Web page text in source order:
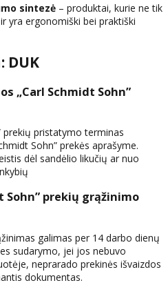
sintezė – produktai, kurie ne tik
yra ergonomiški bei praktiški
DUK
„Carl Schmidt Sohn”
prekių pristatymo terminas
Sohn” prekės aprašyme.
dėl sandėlio likučių ar nuo
Sohn” prekių grąžinimo
galimas per 14 darbo dienų
sudarymo, jei jos nebuvo
neprarado prekinės išvaizdos
dokumentas.